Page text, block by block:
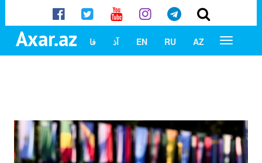
Axar.az AZ
RU
EN آذ فا